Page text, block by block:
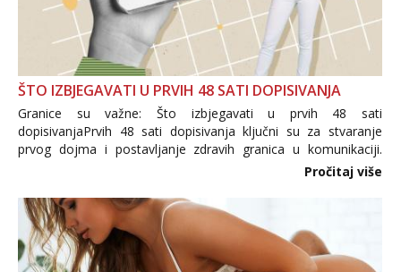
ŠTO IZBJEGAVATI U PRVIH 48 SATI DOPISIVANJA
Granice su važne: Što izbjegavati u prvih 48 sati
dopisivanjaPrvih 48 sati dopisivanja ključni su za stvaranje
prvog dojma i postavljanje zdravih granica u komunikaciji.
Važno je izbjeći prebrzo otkrivanje osobnih ili intimnih
informacija, jer nepoznata osoba još nije zaslužila to
povjerenje. Takođe...
Pročitaj više